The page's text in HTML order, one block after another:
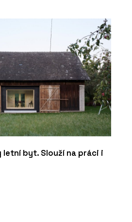
byt. Slouží na práci i